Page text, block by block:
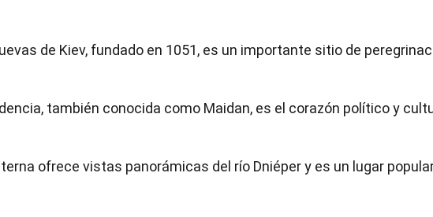
de Kiev, fundado en 1051, es un importante sitio de
también conocida como Maidan, es el corazón político y
ofrece vistas panorámicas del río Dniéper y es un lugar